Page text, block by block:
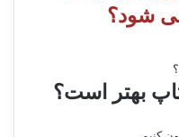
شود؟
بهتر است؟